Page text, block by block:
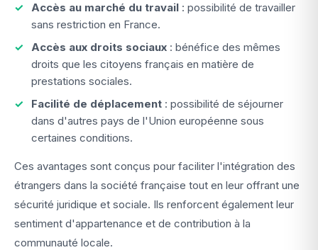
Accès au marché du travail : possibilité de travailler
sans restriction en France.
Accès aux droits sociaux : bénéfice des mêmes
droits que les citoyens français en matière de
prestations sociales.
Facilité de déplacement : possibilité de séjourner
dans d'autres pays de l'Union européenne sous
certaines conditions.
Ces avantages sont conçus pour faciliter l'intégration des
étrangers dans la société française tout en leur offrant une
sécurité juridique et sociale. Ils renforcent également leur
sentiment d'appartenance et de contribution à la
communauté locale.